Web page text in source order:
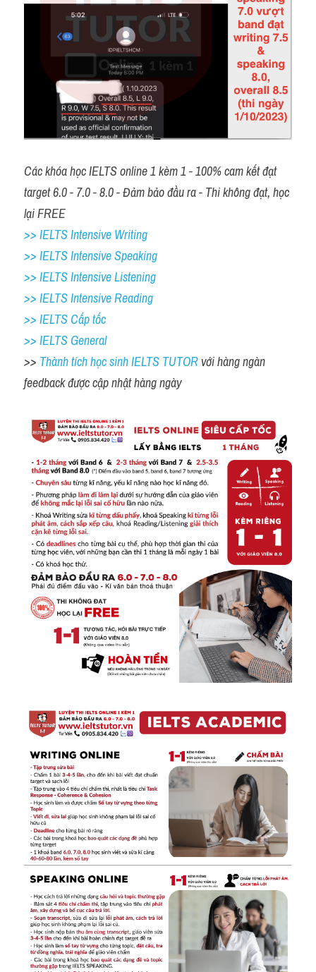
Các khóa học IELTS online 1 kèm 1 - 100% cam kết đạt
target 6.0 - 7.0 - 8.0 - Đảm bảo đầu ra - Thi không đạt, học
lại FREE
>> IELTS Intensive Writing
>> IELTS Intensive Speaking
>> IELTS Intensive Listening
>> IELTS Intensive Reading
>> IELTS Cấp tốc
>> IELTS General
>> Thành tích học sinh IELTS TUTOR với hàng ngàn
feedback được cập nhật hàng ngày